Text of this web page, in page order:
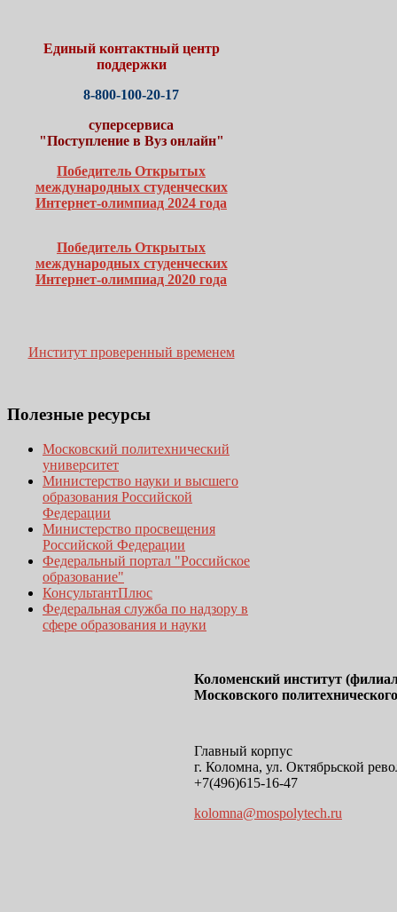
Единый контактный центр
поддержки
8-800-100-20-17
суперсервиса
"Поступление в Вуз онлайн"
Победитель Открытых
международных студенческих
Интернет-олимпиад 2024 года
Победитель Открытых
международных студенческих
Интернет-олимпиад 2020 года
Институт проверенный временем
Полезные ресурсы
Московский политехнический
университет
Министерство науки и высшего
образования Российской
Федерации
Министерство просвещения
Российской Федерации
Федеральный портал "Российское
образование"
КонсультантПлюс
Федеральная служба по надзору в
сфере образования и науки
Коломенский институт
Московского
Главный корпус
г. Коломна, ул. Октябрьской
+7(496)615-16-47
kolomna@mospolytech.ru